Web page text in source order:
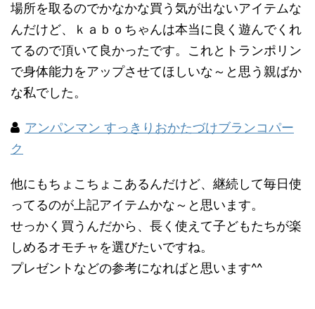
場所を取るのでかなかな買う気が出ないアイテムな
んだけど、ｋａｂｏちゃんは本当に良く遊んでくれ
てるので頂いて良かったです。これとトランポリン
で身体能力をアップさせてほしいな～と思う親ばか
な私でした。
アンパンマン すっきりおかたづけブランコパー
ク
他にもちょこちょこあるんだけど、継続して毎日使
ってるのが上記アイテムかな～と思います。
せっかく買うんだから、長く使えて子どもたちが楽
しめるオモチャを選びたいですね。
プレゼントなどの参考になればと思います^^